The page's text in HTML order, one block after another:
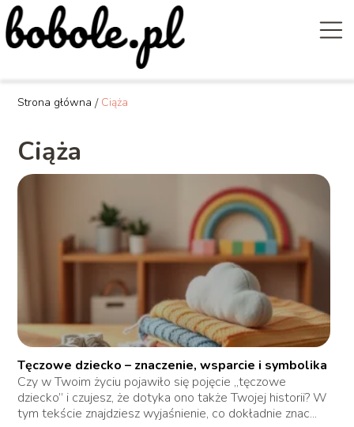
Strona główna / Ciąża
Ciąża
Tęczowe dziecko – znaczenie, wsparcie i symbolika
Czy w Twoim życiu pojawiło się pojęcie „tęczowe
dziecko” i czujesz, że dotyka ono także Twojej historii? W
tym tekście znajdziesz wyjaśnienie, co dokładnie znac...